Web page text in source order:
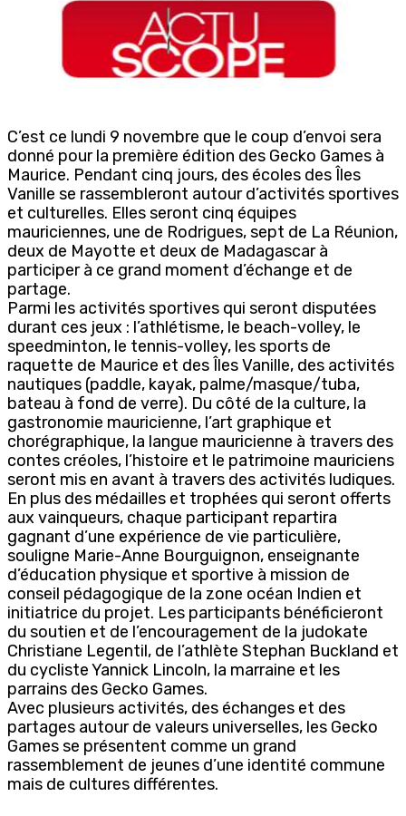
C’est ce lundi 9 novembre que le coup d’envoi sera
donné pour la première édition des Gecko Games à
Maurice. Pendant cinq jours, des écoles des Îles
Vanille se rassembleront autour d’activités sportives
et culturelles. Elles seront cinq équipes
mauriciennes, une de Rodrigues, sept de La Réunion,
deux de Mayotte et deux de Madagascar à
participer à ce grand moment d’échange et de
partage.
Parmi les activités sportives qui seront disputées
durant ces jeux : l’athlétisme, le beach-volley, le
speedminton, le tennis-volley, les sports de
raquette de Maurice et des Îles Vanille, des activités
nautiques (paddle, kayak, palme/masque/tuba,
bateau à fond de verre). Du côté de la culture, la
gastronomie mauricienne, l’art graphique et
chorégraphique, la langue mauricienne à travers des
contes créoles, l’histoire et le patrimoine mauriciens
seront mis en avant à travers des activités ludiques.
En plus des médailles et trophées qui seront offerts
aux vainqueurs, chaque participant repartira
gagnant d’une expérience de vie particulière,
souligne Marie-Anne Bourguignon, enseignante
d’éducation physique et sportive à mission de
conseil pédagogique de la zone océan Indien et
initiatrice du projet. Les participants bénéficieront
du soutien et de l’encouragement de la judokate
Christiane Legentil, de l’athlète Stephan Buckland et
du cycliste Yannick Lincoln, la marraine et les
parrains des Gecko Games.
Avec plusieurs activités, des échanges et des
partages autour de valeurs universelles, les Gecko
Games se présentent comme un grand
rassemblement de jeunes d’une identité commune
mais de cultures différentes.